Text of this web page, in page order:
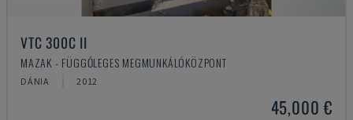
VTC 300C II
MAZAK - FÜGGŐLEGES MEGMUNKÁLÓKÖZPONT
DÁNIA 2012
45,000 €